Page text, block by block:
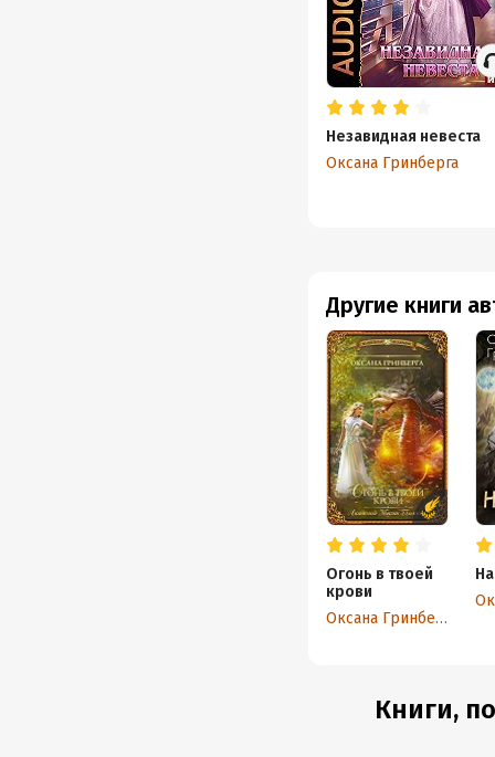
Другие книги
Огонь в твоей
крови
Оксана Гринберга
Незавидная невеста
Оксана Гринберга
Книги,